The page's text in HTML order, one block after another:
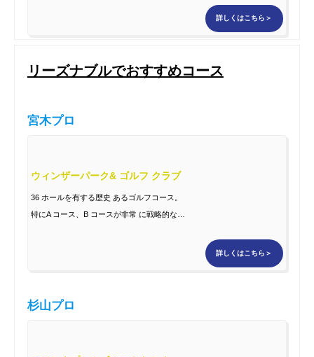
詳しくはこちら＞
リーズナブルでおすすめコース
宮木プロ
ウィンザーパーク& ゴルフ クラブ
36 ホールを有する歴史 あるゴルフコース。
特にA コース、B コースが非常 に戦略的な
詳しくはこちら＞
杉山プロ